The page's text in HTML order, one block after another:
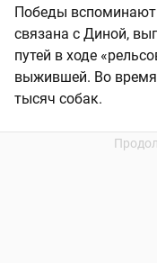
Победы вспоминают
связана с Диной,
путей в ходе
выжившей. Во
тысяч собак.